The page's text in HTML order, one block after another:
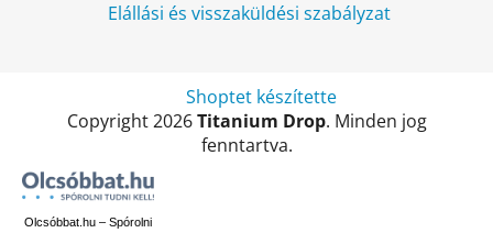
Elállási és visszaküldési szabályzat
Shoptet készítette
Copyright 2026Titanium Drop. Minden jog
fenntartva.
Olcsóbbat.hu – Spórolni